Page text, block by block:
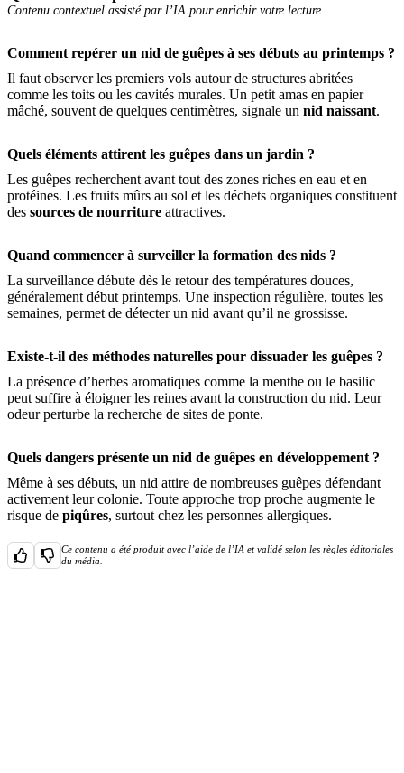
Contenu contextuel assisté par l’IA pour enrichir votre lecture.
Comment repérer un nid de guêpes à ses débuts au printemps ?
Il faut observer les premiers vols autour de structures abritées
comme les toits ou les cavités murales. Un petit amas en papier
mâché, souvent de quelques centimètres, signale un nid naissant.
Quels éléments attirent les guêpes dans un jardin ?
Les guêpes recherchent avant tout des zones riches en eau et en
protéines. Les fruits mûrs au sol et les déchets organiques constituent
des sources de nourriture attractives.
Quand commencer à surveiller la formation des nids ?
La surveillance débute dès le retour des températures douces,
généralement début printemps. Une inspection régulière, toutes les
semaines, permet de détecter un nid avant qu’il ne grossisse.
Existe-t-il des méthodes naturelles pour dissuader les guêpes ?
La présence d’herbes aromatiques comme la menthe ou le basilic
peut suffire à éloigner les reines avant la construction du nid. Leur
odeur perturbe la recherche de sites de ponte.
Quels dangers présente un nid de guêpes en développement ?
Même à ses débuts, un nid attire de nombreuses guêpes défendant
activement leur colonie. Toute approche trop proche augmente le
risque de piqûres, surtout chez les personnes allergiques.
Ce contenu a été produit avec l’aide de l’IA et validé selon les règles éditoriales
du média.